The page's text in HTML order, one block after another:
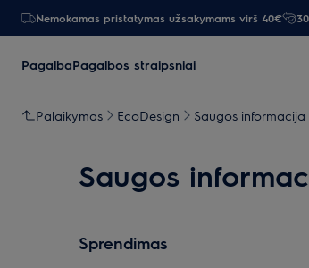
Nemokamas pristatymas užsakymams virš 40€
PagalbaPagalbos straipsniai
Palaikymas EcoDesign Saugos informacija
Saugos
Sprendimas